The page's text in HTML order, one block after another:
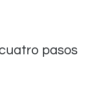
pasos